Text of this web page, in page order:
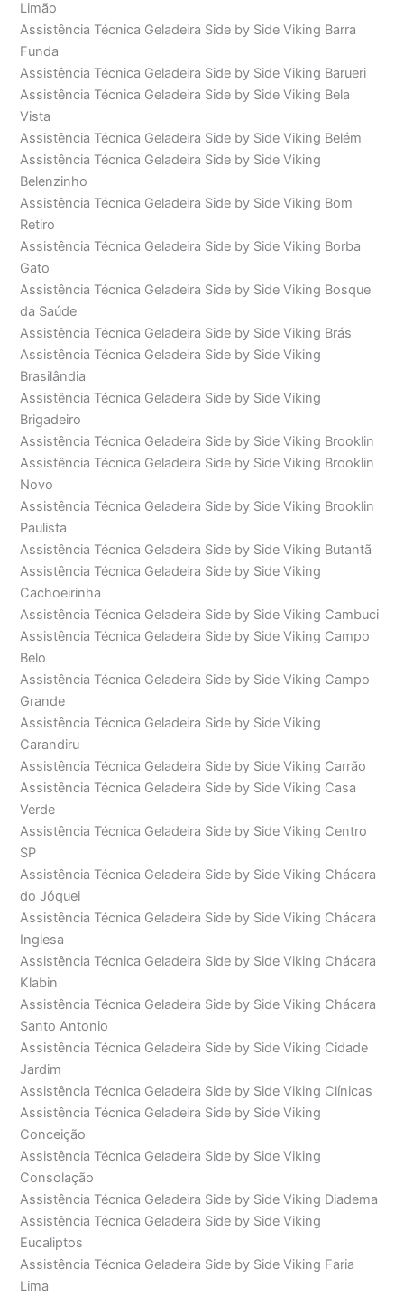
Limão
Assistência Técnica Geladeira Side by Side Viking Barra
Funda
Assistência Técnica Geladeira Side by Side Viking Barueri
Assistência Técnica Geladeira Side by Side Viking Bela
Vista
Assistência Técnica Geladeira Side by Side Viking Belém
Assistência Técnica Geladeira Side by Side Viking
Belenzinho
Assistência Técnica Geladeira Side by Side Viking Bom
Retiro
Assistência Técnica Geladeira Side by Side Viking Borba
Gato
Assistência Técnica Geladeira Side by Side Viking Bosque
da Saúde
Assistência Técnica Geladeira Side by Side Viking Brás
Assistência Técnica Geladeira Side by Side Viking
Brasilândia
Assistência Técnica Geladeira Side by Side Viking
Brigadeiro
Assistência Técnica Geladeira Side by Side Viking Brooklin
Assistência Técnica Geladeira Side by Side Viking Brooklin
Novo
Assistência Técnica Geladeira Side by Side Viking Brooklin
Paulista
Assistência Técnica Geladeira Side by Side Viking Butantã
Assistência Técnica Geladeira Side by Side Viking
Cachoeirinha
Assistência Técnica Geladeira Side by Side Viking Cambuci
Assistência Técnica Geladeira Side by Side Viking Campo
Belo
Assistência Técnica Geladeira Side by Side Viking Campo
Grande
Assistência Técnica Geladeira Side by Side Viking
Carandiru
Assistência Técnica Geladeira Side by Side Viking Carrão
Assistência Técnica Geladeira Side by Side Viking Casa
Verde
Assistência Técnica Geladeira Side by Side Viking Centro
SP
Assistência Técnica Geladeira Side by Side Viking Chácara
do Jóquei
Assistência Técnica Geladeira Side by Side Viking Chácara
Inglesa
Assistência Técnica Geladeira Side by Side Viking Chácara
Klabin
Assistência Técnica Geladeira Side by Side Viking Chácara
Santo Antonio
Assistência Técnica Geladeira Side by Side Viking Cidade
Jardim
Assistência Técnica Geladeira Side by Side Viking Clínicas
Assistência Técnica Geladeira Side by Side Viking
Conceição
Assistência Técnica Geladeira Side by Side Viking
Consolação
Assistência Técnica Geladeira Side by Side Viking Diadema
Assistência Técnica Geladeira Side by Side Viking
Eucaliptos
Assistência Técnica Geladeira Side by Side Viking Faria
Lima